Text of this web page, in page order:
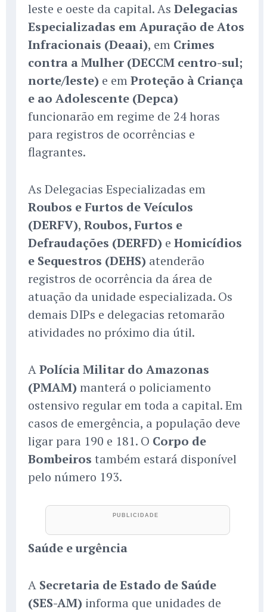
leste e oeste da capital. As Delegacias
Especializadas em Apuração de Atos
Infracionais (Deaai), em Crimes
contra a Mulher (DECCM centro-sul;
norte/leste) e emProteção à Criança
e ao Adolescente (Depca)
funcionarão em regime de 24 horas
para registros de ocorrências e
flagrantes.
As Delegacias Especializadas em
Roubos e Furtos de Veículos
(DERFV), Roubos, Furtos e
Defraudações (DERFD) e Homicídios
e Sequestros (DEHS) atenderão
registros de ocorrência da área de
atuação da unidade especializada. Os
demais DIPs e delegacias retomarão
atividades no próximo dia útil.
APolícia Militar do Amazonas
(PMAM) manterá o policiamento
ostensivo regular em toda a capital. Em
casos de emergência, a população deve
ligar para 190 e 181. O Corpo de
Bombeiros também estará disponível
pelo número 193.
Saúde e urgência
A Secretaria de Estado de Saúde
(SES-AM) informa que unidades de